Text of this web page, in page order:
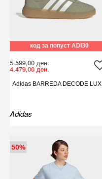
код за попуст ADI30
5.599,00 ден.
4.479,00 ден.
Adidas BARREDA DECODE LUX
Adidas
50%